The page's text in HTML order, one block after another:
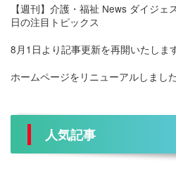
【週刊】介護・福祉 News ダイジ
日の注目トピックス
8月1日より記事更新を再開いたしま
ホームページをリニューアルしました
人気記事